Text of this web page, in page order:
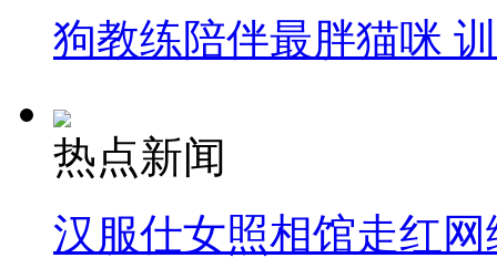
狗教练陪伴最胖猫咪
热点新闻
汉服仕女照相馆走红网